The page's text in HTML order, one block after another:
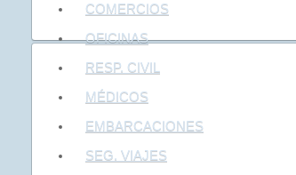
COMERCIOS
OFICINAS
RESP. CIVIL
MÉDICOS
EMBARCACIONES
SEG. VIAJES